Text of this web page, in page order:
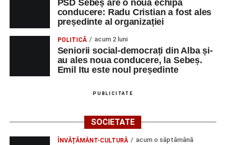
cea de-a III-a ediție a concursului „CicloAventurier
de Sebeș”
Primul concert din cadrul String Symphonic Camp
2026 a adus emoție și aplauze la Sebeș
PSD Sebeș are o nouă echipă
conducere: Radu Cristian a fost ales
președinte al organizației
POLITICĂ acum 2 luni
Seniorii social-democrați din Alba și-
au ales noua conducere, la Sebeș.
Emil Itu este noul președinte
PUBLICITATE
SOCIETATE
ÎNVĂȚĂMÂNT-CULTURĂ acum o săptămână